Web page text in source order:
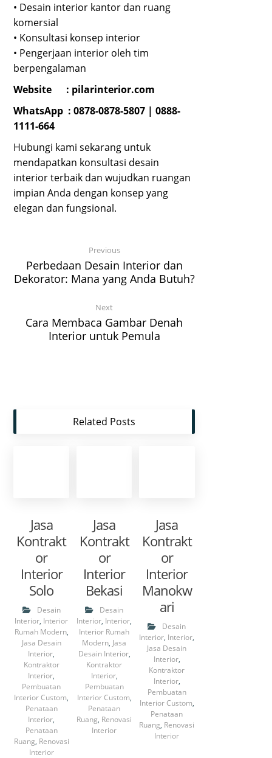
• Desain interior kantor dan ruang
komersial
• Konsultasi konsep interior
• Pengerjaan interior oleh tim
berpengalaman
Website : pilarinterior.com
WhatsApp : 0878-0878-5807 |0888-
1111-664
Hubungi kami sekarang untuk
mendapatkan konsultasi desain
interior terbaik dan wujudkan ruangan
impian Anda dengan konsep yang
elegan dan fungsional.
Previous
Perbedaan Desain Interior dan
Dekorator: Mana yang Anda Butuh?
Next
Cara Membaca Gambar Denah
Interior untuk Pemula
Related Posts
Jasa
Kontrakt
or
Interior
Solo
Desain
Interior, Interior
Rumah Modern,
Jasa Desain
Interior,
Kontraktor
Interior,
Pembuatan
Interior Custom,
Penataan
Interior,
Penataan
Ruang, Renovasi
Interior
Jasa
Kontrakt
or
Interior
Bekasi
Desain
Interior, Interior,
Interior Rumah
Modern, Jasa
Desain Interior,
Kontraktor
Interior,
Pembuatan
Interior Custom,
Penataan
Ruang, Renovasi
Interior
Jasa
Kontrakt
or
Interior
Manokw
ari
Desain
Interior, Interior,
Jasa Desain
Interior,
Kontraktor
Interior,
Pembuatan
Interior Custom,
Penataan
Ruang, Renovasi
Interior